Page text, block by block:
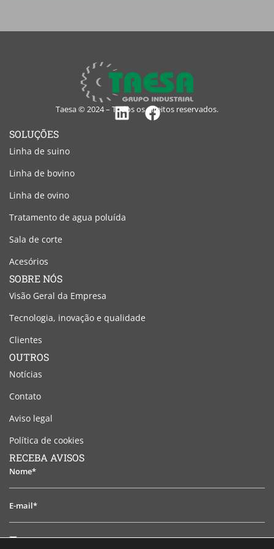
Taesa © 2024 – Todos os direitos reservados.
SOLUÇÕES
Linha de suino
Linha de bovino
Linha de ovino
Tratamento de agua poluída
Sala de corte
Acesórios
SOBRE NÓS
Visão Geral da Empresa
Tecnologia, inovação e qualidade
Clientes
OUTROS
Notícias
Contato
Aviso legal
Política de cookies
RECEBA AVISOS
Nome*
E-
Li Li e aceito o aviso legal